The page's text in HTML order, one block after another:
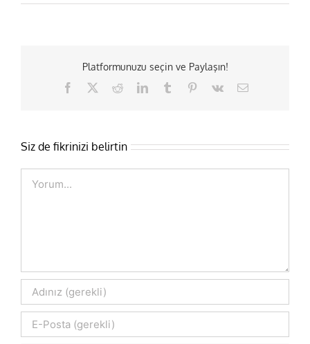
Platformunuzu seçin ve Paylaşın!
Facebook RedditLinkedInTumblr Pinterest
Vk
E-
Siz de fikrinizi belirtin